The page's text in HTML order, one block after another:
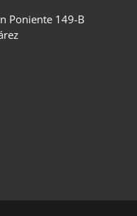
Poniente 149-B